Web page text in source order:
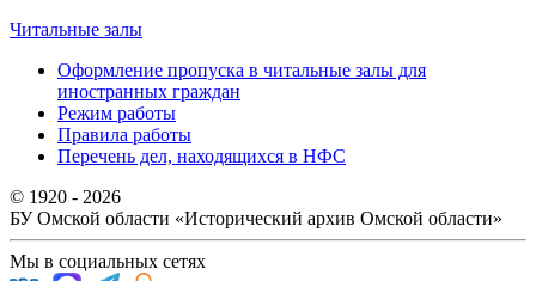
Читальные залы
Оформление пропуска в читальные залы для
иностранных граждан
Режим работы
Правила работы
Перечень дел, находящихся в НФС
© 1920 - 2026
БУ Омской области «Исторический архив Омской области»
Мы в социальных сетях